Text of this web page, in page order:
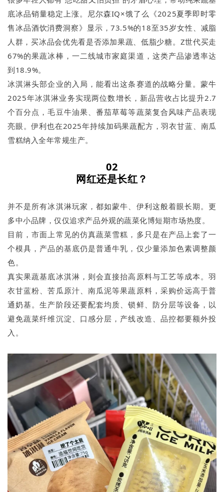
底冰品销量稳定上涨。尼尔森IQ×饿了么《2025夏季即时零
售冰品酒饮消费洞察》显示，73.5%的18至35岁女性、减脂
人群，买冰品会优先看是否添加果蔬、低脂少糖。Z世代买走
67%的果蔬冰棒，一二线城市家庭渠道，这类产品渗透率达
到18.9%。
冰淇淋头部企业的入局，能看出这条赛道的战略分量。蒙牛
2025年冰淇淋业务实现两位数增长，新品营收占比提升2.7
个百分点，毛豆牛油果、番茄草莓等蔬菜复合风味产品表现
亮眼。伊利也在2025年持续加码果蔬配方，羽衣甘蓝、南瓜
雪糕纳入全年常规生产。
02
网红还是长红？
并不是所有冰淇淋玩家，都如蒙牛、伊利这般着眼长期。更
多中小品牌，仅仅追求产品外观的蔬菜化博短期市场热度。
目前，市面上常见的仿真蔬菜雪糕，多只是在产品上套了一
个模具，产品的基底仍是普通牛乳，仅少量添加色素调整颜
色。
真实果蔬基底冰淇淋，则会直接抬高原料与工艺等成本。羽
衣甘蓝粉、苦瓜原汁、南瓜泥等果蔬原料，采购价远高于普
通奶基。生产阶段还要配套均质、锁鲜、防分层等设备，以
避免蔬菜纤维沉淀、口感分层，产线改造、品控都要额外投
入。